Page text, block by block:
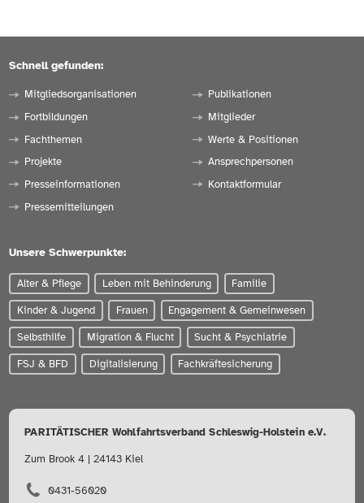
Schnell gefunden:
Mitgliedsorganisationen
Fortbildungen
Fachthemen
Projekte
Presseinformationen
Pressemitteilungen
Publikationen
Mitglieder
Werte & Positionen
Ansprechpersonen
Kontaktformular
Unsere Schwerpunkte:
Alter & Pflege Leben mit Behinderung Familie
Kinder & Jugend Frauen Engagement & Gemeinwesen
Selbsthilfe Migration & Flucht Sucht & Psychiatrie
FSJ & BFD Digitalisierung Fachkräftesicherung
PARITÄTISCHER Wohlfahrtsverband Schleswig-Holstein e.V.
Zum Brook 4 | 24143 Kiel
0431-56020